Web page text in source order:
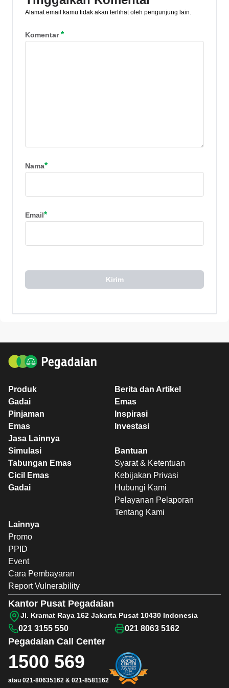
Alamat email kamu tidak akan terlihat oleh pengunjung lain.
Komentar*
Nama*
Email*
Kirim
Produk
Gadai
Pinjaman
Emas
Jasa Lainnya
Berita dan Artikel
Emas
Inspirasi
Investasi
Simulasi
Tabungan Emas
Cicil Emas
Gadai
Bantuan
Syarat & Ketentuan
Kebijakan Privasi
Hubungi Kami
Pelayanan Pelaporan
Tentang Kami
Lainnya
Promo
PPID
Event
Cara Pembayaran
Report Vulnerability
Pegadaian Call Center
1500 569
atau 021-80635162 & 021-8581162
Kantor Pusat Pegadaian
Jl. Kramat Raya 162 Jakarta Pusat 10430 Indonesia
021 3155 550 021 8063 5162